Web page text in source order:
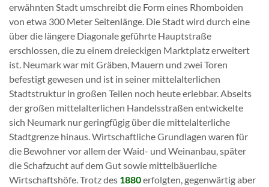
erwähnten Stadt umschreibt die Form eines Rhomboiden
von etwa 300 Meter Seitenlänge. Die Stadt wird durch eine
über die längere Diagonale geführte Hauptstraße
erschlossen, die zu einem dreieckigen Marktplatz erweitert
ist. Neumark war mit Gräben, Mauern und zwei Toren
befestigt gewesen und ist in seiner mittelalterlichen
Stadtstruktur in großen Teilen noch heute erlebbar. Abseits
der großen mittelalterlichen Handelsstraßen entwickelte
sich Neumark nur geringfügig über die mittelalterliche
Stadtgrenze hinaus. Wirtschaftliche Grundlagen waren für
die Bewohner vor allem der Waid- und Weinanbau, später
die Schafzucht auf dem Gut sowie mittelbäuerliche
Wirtschaftshöfe. Trotz des 1880erfolgten, gegenwärtig aber